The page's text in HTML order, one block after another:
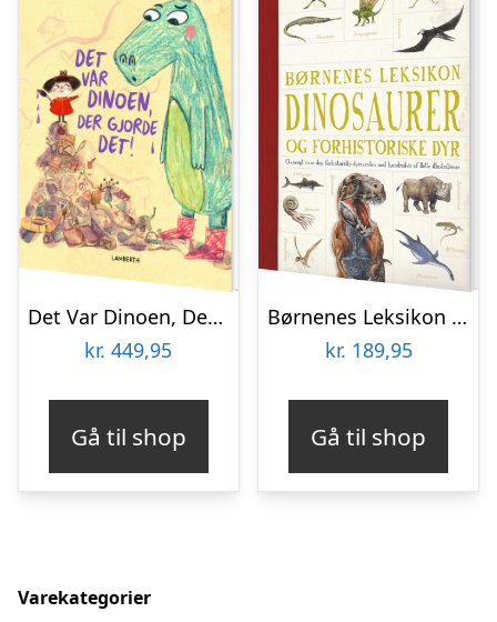
Det Var Dinoen, Der Gjorde Det! – R.m. Mcgurk – Bog
kr. 449,95
Gå til shop
Børnenes Leksikon Dinosaurer Og Andre Forhistoriske Dyr – Bog
kr. 189,95
Gå til shop
Varekategorier